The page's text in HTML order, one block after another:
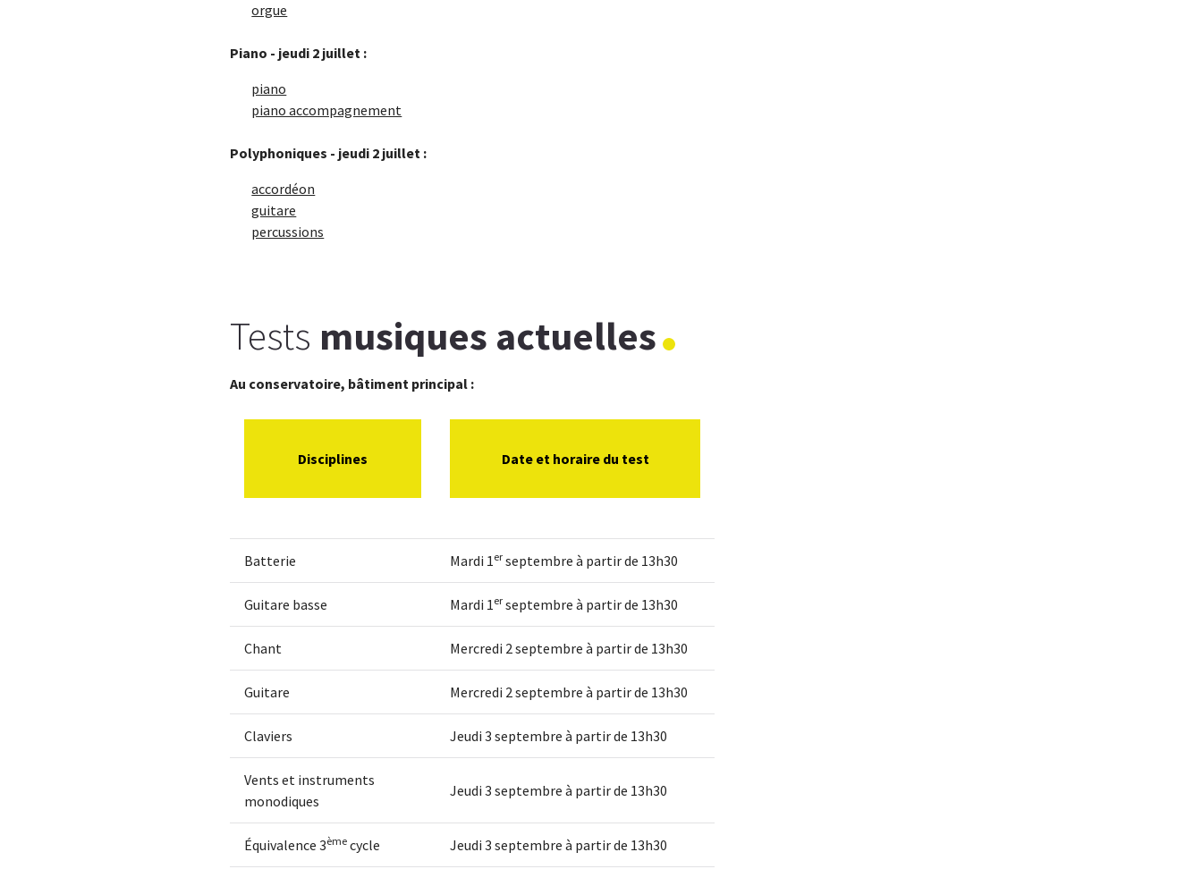
orgue
Piano - jeudi 2 juillet :
piano
piano accompagnement
Polyphoniques - jeudi 2 juillet :
accordéon
guitare
percussions
Tests musiques actuelles
Au conservatoire, bâtiment principal :
Disciplines Date et horaire du test
Batterie Mardi 1er septembre à partir de 13h30
Guitare basse Mardi 1er septembre à partir de 13h30
Chant Mercredi 2 septembre à partir de 13h30
Guitare Mercredi 2 septembre à partir de 13h30
Claviers Jeudi 3 septembre à partir de 13h30
Vents et instruments
monodiques
Jeudi 3 septembre à partir de 13h30
Équivalence 3ème cycle Jeudi 3 septembre à partir de 13h30